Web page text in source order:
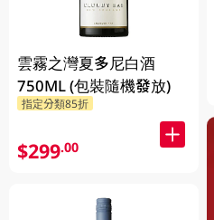
雲霧之灣夏多尼白酒
750ML (包裝隨機發放)
指定分類85折
$299.00